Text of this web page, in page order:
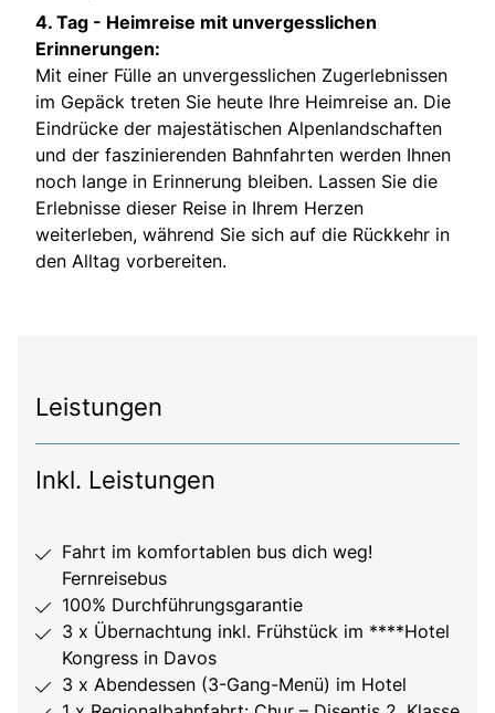
4. Tag - Heimreise mit unvergesslichen
Erinnerungen:
Mit einer Fülle an unvergesslichen Zugerlebnissen
im Gepäck treten Sie heute Ihre Heimreise an. Die
Eindrücke der majestätischen Alpenlandschaften
und der faszinierenden Bahnfahrten werden Ihnen
noch lange in Erinnerung bleiben. Lassen Sie die
Erlebnisse dieser Reise in Ihrem Herzen
weiterleben, während Sie sich auf die Rückkehr in
den Alltag vorbereiten.
Leistungen
Inkl. Leistungen
Fahrt im komfortablen bus dich weg!
Fernreisebus
100% Durchführungsgarantie
3 x Übernachtung inkl. Frühstück im ****Hotel
Kongress in Davos
3 x Abendessen (3-Gang-Menü) im Hotel